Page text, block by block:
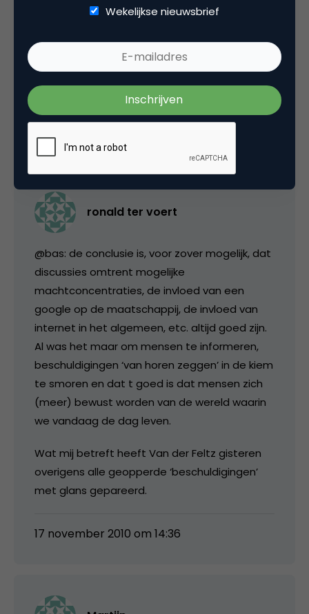
schuldig aan. Gezien de omvang van het
netjes gedragen. En ja, ook ik zou best graag
een concurrent zien. Dat is altijd goed in een
monopolitische markteconomie.
ronald ter voert
@bas: de conclusie is, voor zover mogelijk, dat
discussies omtrent mogelijke
machtconcentraties, de invloed van een
google op de maatschappij, de invloed van
internet in het algemeen, etc. altijd goed zijn.
Al was het maar om mensen te informeren,
beschuldigingen ‘van horen zeggen’ in de kiem
te smoren en dat t goed is dat mensen zich
(meer) bewust worden van de wereld waarin
we vandaag de dag leven.
Wat mij betreft heeft Van der Feltz gisteren
overigens alle geopperde ‘beschuldigingen’
met glans gepareerd.
17 november 2010 om 14:36
Wekelijkse nieuwsbrief